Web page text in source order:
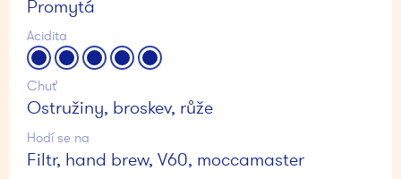
Promytá
Acidita
Chuť
Ostružiny, broskev, růže
Hodí se na
Filtr, hand brew, V60, moccamaster